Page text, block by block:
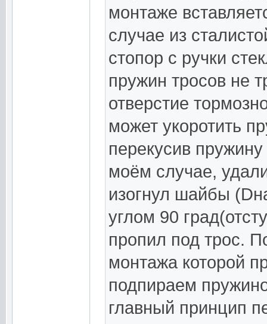
монтаже
случае из
стопор с ручки
пружин тросов не
отверстие
может укоротить
перекусив
моём случае,
изогнул шайбы
углом 90
пропил под трос.
монтажа которой
подпираем
главный принцип